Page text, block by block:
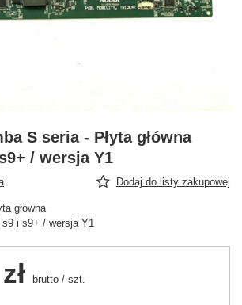
S seria - Płyta główna
/ wersja Y1
Dodaj do listy zakupowej
główna
s9 i s9+ / wersja Y1
brutto / szt.